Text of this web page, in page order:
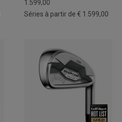
1.599,00
Séries à partir de € 1.599,00